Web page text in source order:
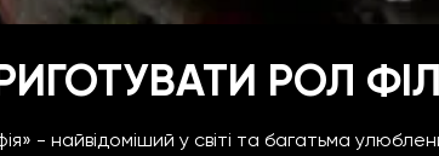
РОЛ
- найвідоміший у світі та багатьма